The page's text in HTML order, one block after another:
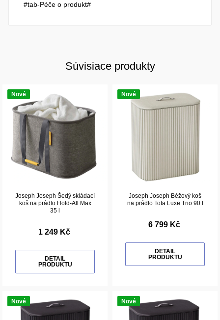
#tab-Péče o produkt#
Súvisiace produkty
Nové
Joseph Joseph Šedý skládací
koš na prádlo Hold-All Max
35 l
1 249 Kč
DETAIL
PRODUKTU
Nové
Joseph Joseph Béžový koš
na prádlo Tota Luxe Trio 90 l
6 799 Kč
DETAIL
PRODUKTU
Nové Nové